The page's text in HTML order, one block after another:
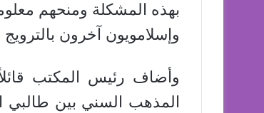
بهذه المشكلة ومنحهم
وإسلامويون آخرون
وأضاف رئيس المكتب
المذهب السني بين طالبي